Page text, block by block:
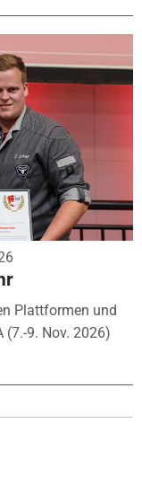
Plattformen und
(7.-9. Nov. 2026)